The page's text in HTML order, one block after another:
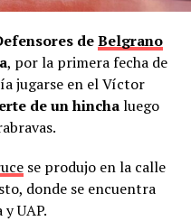
deBelgrano
, por la primera fecha de
jugarse en el Víctor
de un hinchaluego
se produjo en la calle
donde se encuentra
UAP.